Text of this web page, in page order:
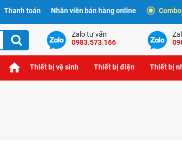
Thanh toán Nhân viên bán hàng online
Zalo tư vấn
0983.573.166
Thiết bị vệ sinh Thiết bị điện Thiết bị